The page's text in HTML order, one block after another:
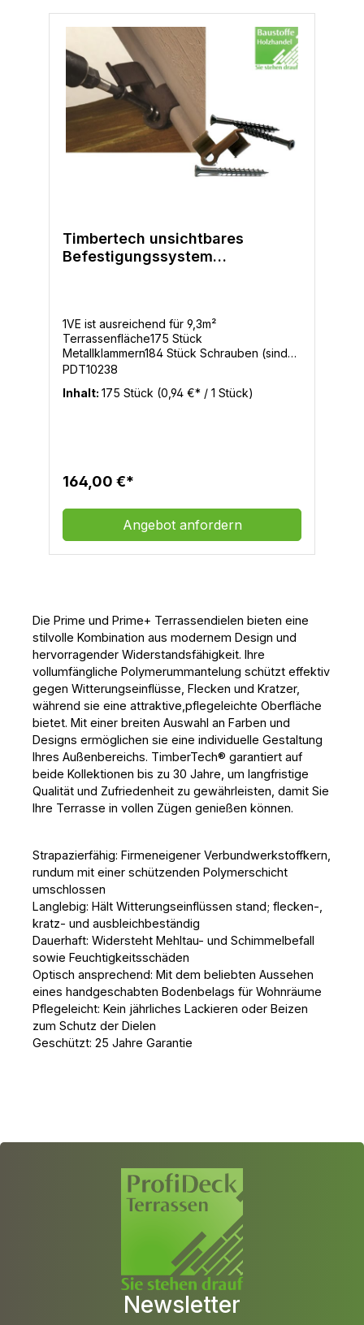
Timbertech unsichtbares
Befestigungssystem
1VE ist ausreichend für 9,3m²
Terrassenfläche175 Stück
Metallklammern184 Stück Schrauben (sind
im 45° Winkel einzuschrauben)1 Stück
und Schrauben zur unsichtbaren
PDT10238
Inhalt: 175 Stück (0,94 €* / 1 Stück)
164,00 €*
Angebot anfordern
Die Prime und Prime+ Terrassendielen bieten eine
stilvolle Kombination aus modernem Design und
hervorragender Widerstandsfähigkeit. Ihre
vollumfängliche Polymerummantelung schützt effektiv
gegen Witterungseinflüsse, Flecken und Kratzer,
während sie eine attraktive,pflegeleichte Oberfläche
bietet. Mit einer breiten Auswahl an Farben und
Designs ermöglichen sie eine individuelle Gestaltung
Ihres Außenbereichs. TimberTech® garantiert auf
beide Kollektionen bis zu 30 Jahre, um langfristige
Qualität und Zufriedenheit zu gewährleisten, damit Sie
Ihre Terrasse in vollen Zügen genießen können.
Strapazierfähig: Firmeneigener Verbundwerkstoffkern,
rundum mit einer schützenden Polymerschicht
umschlossen
Langlebig: Hält Witterungseinflüssen stand; flecken-,
kratz- und ausbleichbeständig
Dauerhaft: Widersteht Mehltau- und Schimmelbefall
sowie Feuchtigkeitsschäden
Optisch ansprechend: Mit dem beliebten Aussehen
eines handgeschabten Bodenbelags für Wohnräume
Pflegeleicht: Kein jährliches Lackieren oder Beizen
zum Schutz der Dielen
Geschützt: 25 Jahre Garantie
Newsletter